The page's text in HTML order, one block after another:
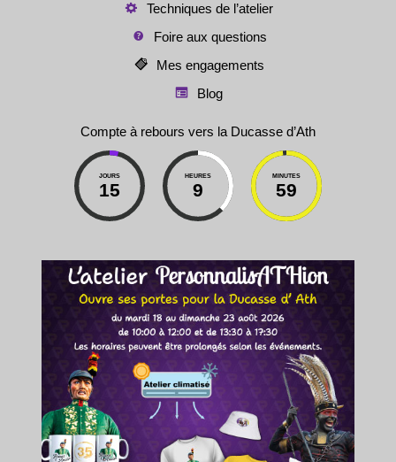
Techniques de l’atelier
Foire aux questions
Mes engagements
Blog
Compte à rebours vers la Ducasse d’Ath
JOURS
15
HEURES
9
MINUTES
59